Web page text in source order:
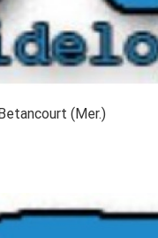
(Mer.)